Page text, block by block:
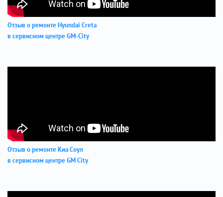
Отзыв о ремонте Hyundai Creta
в сервисном центре GM-City
Отзыв о ремонте Киа Соул
в сервисном центре GM City